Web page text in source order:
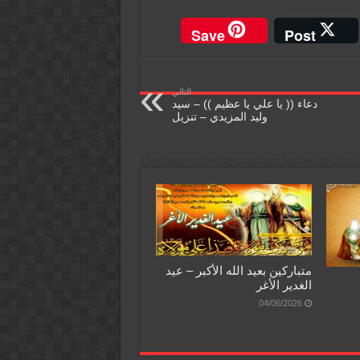
Post
Save
التالي
دعاء (( يا علي يا عظيم )) – سيد
وليد المزيدي – تنزيل
متباركين بعيد الله الأكبر – عيد
الغدير الأغر
04/06/2026